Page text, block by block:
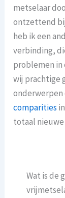
metselaar
ontzettend
heb ik een
verbinding,
problemen in
wij prachtige
onderwerpen
comparities
totaal nieuwe
Wat is de